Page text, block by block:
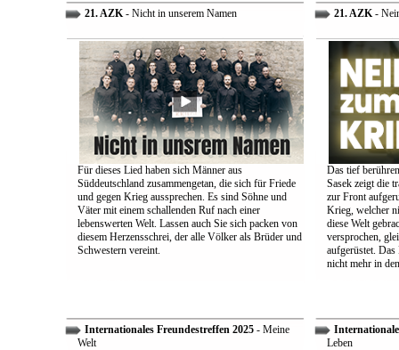
21. AZK- Nicht in unserem Namen
Für dieses Lied haben sich Männer aus
Süddeutschland zusammengetan, die sich für Friede
und gegen Krieg aussprechen. Es sind Söhne und
Väter mit einem schallenden Ruf nach einer
lebenswerten Welt. Lassen auch Sie sich packen von
diesem Herzensschrei, der alle Völker als Brüder und
Schwestern vereint.
21. AZK-
Das tief
Sasek zeigt die
zur Front
Krieg, welcher
diese Welt
versprochen,
aufgerüstet.
nicht mehr in
Internationales Freundestreffen 2025- Meine
Welt
Leben